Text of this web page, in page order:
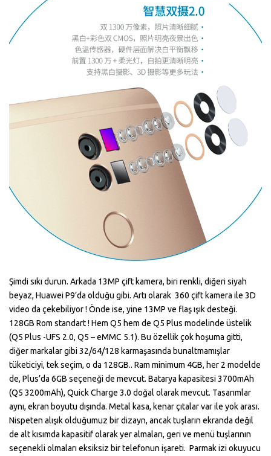
Şimdi sıkı durun. Arkada 13MP çift kamera, biri renkli, diğeri siyah
beyaz, Huawei P9’da olduğu gibi. Artı olarak 360 çift kamera ile 3D
video da çekebiliyor ! Önde ise, yine 13MP ve flaş ışık desteği.
128GB Rom standart ! Hem Q5 hem de Q5 Plus modelinde üstelik
(Q5 Plus -UFS 2.0, Q5 – eMMC 5.1). Bu özellik çok hoşuma gitti,
diğer markalar gibi 32/64/128 karmaşasında bunaltmamışlar
tüketiciyi, tek seçim, o da 128GB.. Ram minimum 4GB, her 2 modelde
de, Plus’da 6GB seçeneği de mevcut. Batarya kapasitesi 3700mAh
(Q5 3200mAh), Quick Charge 3.0 doğal olarak mevcut. Tasarımlar
aynı, ekran boyutu dışında. Metal kasa, kenar çıtalar var ile yok arası.
Nispeten alışık olduğumuz bir dizayn, ancak tuşların ekranda değil
de alt kısımda kapasitif olarak yer almaları, geri ve menü tuşlarının
seçenekli olmaları eksiksiz bir telefonun işareti. Parmak izi okuyucu